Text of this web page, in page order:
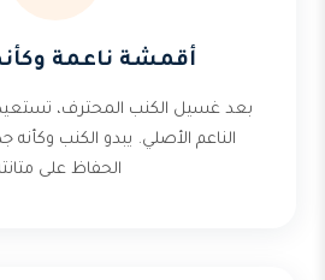
أقمشة ناعمة
بعد غسيل الكنب المحترف،
الناعم الأصلي. يبدو الكنب
الحفاظ على